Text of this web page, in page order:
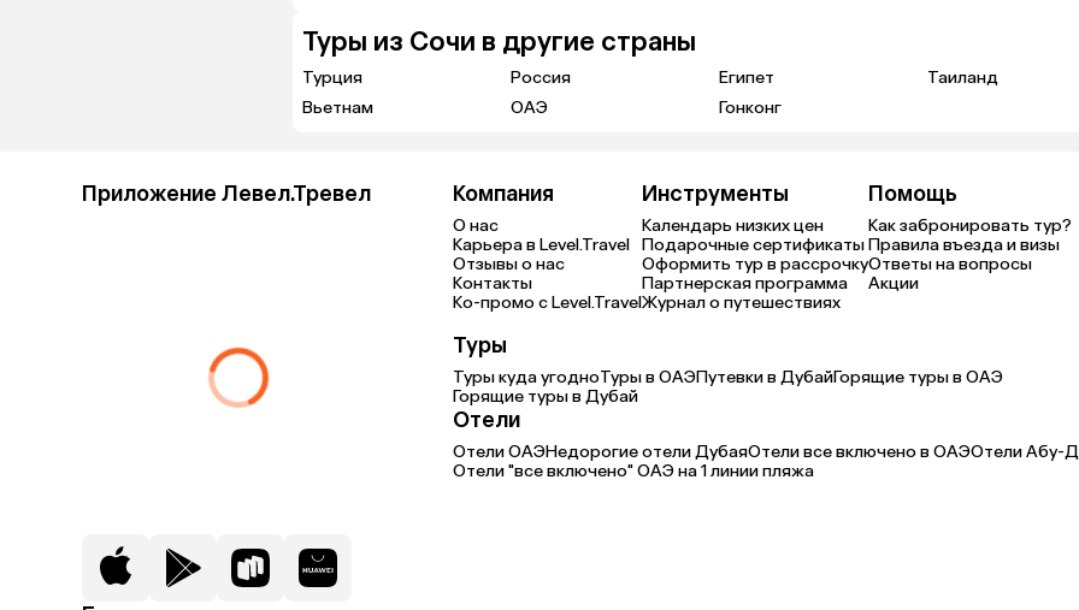
Туры из Сочи в другие страны
Турция Россия Египет
Таиланд
Вьетнам
ОАЭ Гонконг
Приложение Левел.Тревел Компания
О нас
Карьера в Level.Travel
Отзывы о нас
Контакты
Ко-промо с Level.Travel
Инструменты
Календарь низких цен
Подарочные сертификаты
Оформить тур в рассрочку
Партнерская программа
Журнал о путешествиях
Помощь
Как забронировать тур?
Правила въезда и визы
Ответы на вопросы
Акции
Туры
Туры куда угодноТуры в ОАЭПутевки в ДубайГорящие туры в ОАЭ
Горящие туры в Дубай
Отели
Отели ОАЭНедорогие отели ДубаяОтели все включено в ОАЭОтели Абу-
Отели "все включено" ОАЭ на 1 линии пляжа